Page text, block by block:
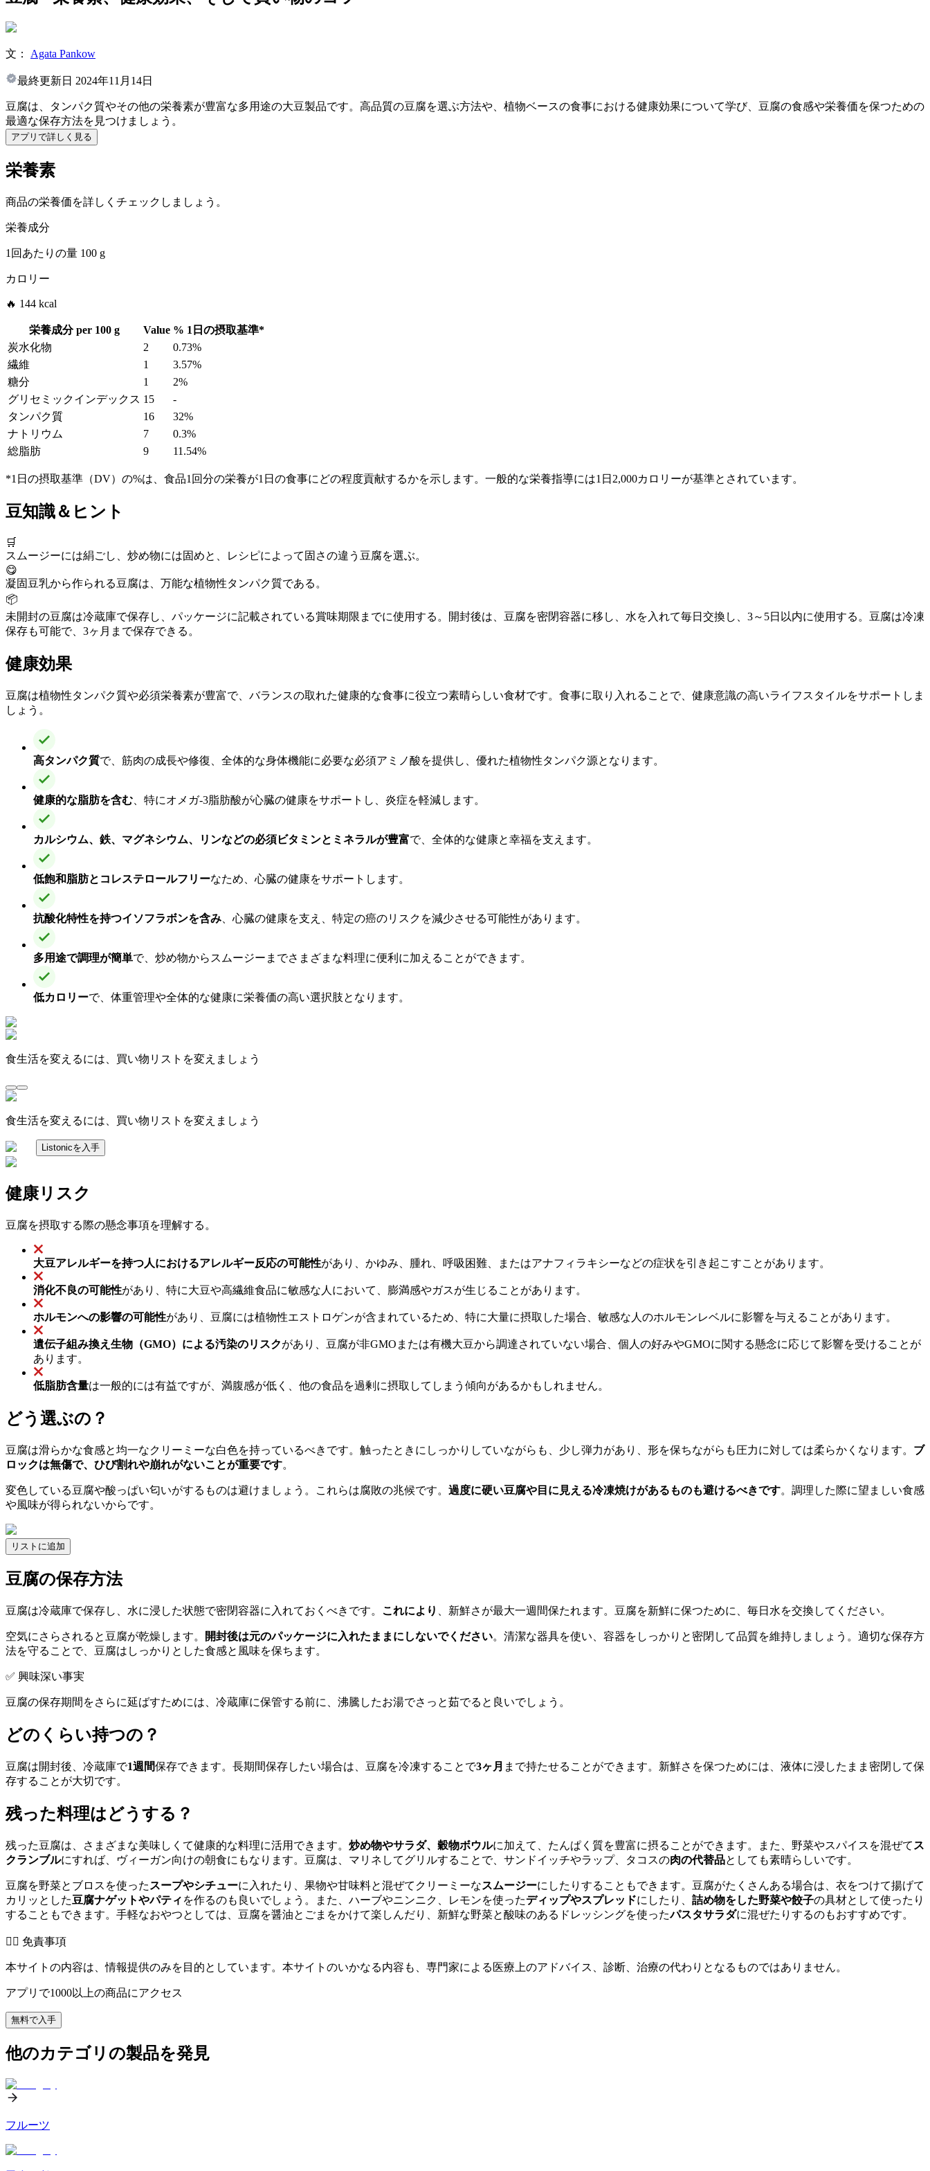
文： Agata Pankow
最終更新日 2024年11月14日
豆腐は、タンパク質やその他の栄養素が豊富な多用途の大豆製品です。高品質の豆腐を選ぶ方法や、植物ベースの食事における健康効果について学び、豆腐の食感や栄養価を保つための
最適な保存方法を見つけましょう。
アプリで詳しく見る
栄養素
商品の栄養価を詳しくチェックしましょう。
栄養成分
1回あたりの量 100 g
カロリー
🔥 144 kcal
栄養成分 per 100 g Value % 1日の摂取基準*
炭水化物
2
0.73%
繊維
1
3.57%
糖分
1
2%
グリセミックインデックス 15
-
タンパク質
16
32%
ナトリウム
7
0.3%
総脂肪
9 11.54%
*1日の摂取基準（DV）の%は、食品1回分の栄養が1日の食事にどの程度貢献するかを示します。一般的な栄養指導には1日2,000カロリーが基準とされています。
豆知識＆ヒント
🛒
スムージーには絹ごし、炒め物には固めと、レシピによって固さの違う豆腐を選ぶ。
😋
凝固豆乳から作られる豆腐は、万能な植物性タンパク質である。
📦
未開封の豆腐は冷蔵庫で保存し、パッケージに記載されている賞味期限までに使用する。開封後は、豆腐を密閉容器に移し、水を入れて毎日交換し、3～5日以内に使用する。豆腐は冷凍
保存も可能で、3ヶ月まで保存できる。
健康効果
豆腐は植物性タンパク質や必須栄養素が豊富で、バランスの取れた健康的な食事に役立つ素晴らしい食材です。食事に取り入れることで、健康意識の高いライフスタイルをサポートしま
しょう。
高タンパク質で、筋肉の成長や修復、全体的な身体機能に必要な必須アミノ酸を提供し、優れた植物性タンパク源となります。
健康的な脂肪を含む 、特にオメガ-3脂肪酸が心臓の健康をサポートし、炎症を軽減します。
カルシウム、鉄、マグネシウム、リンなどの必須ビタミンとミネラルが豊富で、全体的な健康と幸福を支えます。
低飽和脂肪とコレステロールフリーなため、心臓の健康をサポートします。
抗酸化特性を持つイソフラボンを含み 、心臓の健康を支え、特定の癌のリスクを減少させる可能性があります。
多用途で調理が簡単で、炒め物からスムージーまでさまざまな料理に便利に加えることができます。
低カロリーで、体重管理や全体的な健康に栄養価の高い選択肢となります。
食生活を変えるには、買い物リストを変えましょう
食生活を変えるには、買い物リストを変えましょう
Listonicを入手
健康リスク
豆腐を摂取する際の懸念事項を理解する。
大豆アレルギーを持つ人におけるアレルギー反応の可能性があり、かゆみ、腫れ、呼吸困難、またはアナフィラキシーなどの症状を引き起こすことがあります。
消化不良の可能性があり、特に大豆や高繊維食品に敏感な人において、膨満感やガスが生じることがあります。
ホルモンへの影響の可能性があり、豆腐には植物性エストロゲンが含まれているため、特に大量に摂取した場合、敏感な人のホルモンレベルに影響を与えることがあります。
遺伝子組み換え生物（GMO）による汚染のリスクがあり、豆腐が非GMOまたは有機大豆から調達されていない場合、個人の好みやGMOに関する懸念に応じて影響を受けることが
あります。
低脂肪含量は一般的には有益ですが、満腹感が低く、他の食品を過剰に摂取してしまう傾向があるかもしれません。
どう選ぶの？
豆腐は滑らかな食感と均一なクリーミーな白色を持っているべきです。触ったときにしっかりしていながらも、少し弾力があり、形を保ちながらも圧力に対しては柔らかくなります。 ブ
ロックは無傷で、ひび割れや崩れがないことが重要です。
変色している豆腐や酸っぱい匂いがするものは避けましょう。これらは腐敗の兆候です。 過度に硬い豆腐や目に見える冷凍焼けがあるものも避けるべきです。調理した際に望ましい食感
や風味が得られないからです。
リストに追加
豆腐の保存方法
豆腐は冷蔵庫で保存し、水に浸した状態で密閉容器に入れておくべきです。 これにより 、新鮮さが最大一週間保たれます。豆腐を新鮮に保つために、毎日水を交換してください。
空気にさらされると豆腐が乾燥します。 開封後は元のパッケージに入れたままにしないでください。清潔な器具を使い、容器をしっかりと密閉して品質を維持しましょう。適切な保存方
法を守ることで、豆腐はしっかりとした食感と風味を保ちます。
✅ 興味深い事実
豆腐の保存期間をさらに延ばすためには、冷蔵庫に保管する前に、沸騰したお湯でさっと茹でると良いでしょう。
どのくらい持つの？
豆腐は開封後、冷蔵庫で1週間保存できます。長期間保存したい場合は、豆腐を冷凍することで3ヶ月 まで持たせることができます。新鮮さを保つためには、液体に浸したまま密閉して保
存することが大切です。
残った料理はどうする？
残った豆腐は、さまざまな美味しくて健康的な料理に活用できます。 炒め物やサラダ、穀物ボウルに加えて、たんぱく質を豊富に摂ることができます。また、野菜やスパイスを混ぜて ス
クランブルにすれば、ヴィーガン向けの朝食にもなります。豆腐は、マリネしてグリルすることで、サンドイッチやラップ、タコスの肉の代替品としても素晴らしいです。
豆腐を野菜とブロスを使った スープやシチューに入れたり、果物や甘味料と混ぜてクリーミーなスムージーにしたりすることもできます。豆腐がたくさんある場合は、衣をつけて揚げて
カリッとした豆腐ナゲットやパティ を作るのも良いでしょう。また、ハーブやニンニク、レモンを使ったディップやスプレッドにしたり、 詰め物をした野菜や餃子の具材として使ったり
することもできます。手軽なおやつとしては、豆腐を醤油とごまをかけて楽しんだり、新鮮な野菜と酸味のあるドレッシングを使ったパスタサラダに混ぜたりするのもおすすめです。
👨‍⚕️️ 免責事項
本サイトの内容は、情報提供のみを目的としています。本サイトのいかなる内容も、専門家による医療上のアドバイス、診断、治療の代わりとなるものではありません。
アプリで1000以上の商品にアクセス
無料で入手
他のカテゴリの製品を発見
フルーツ